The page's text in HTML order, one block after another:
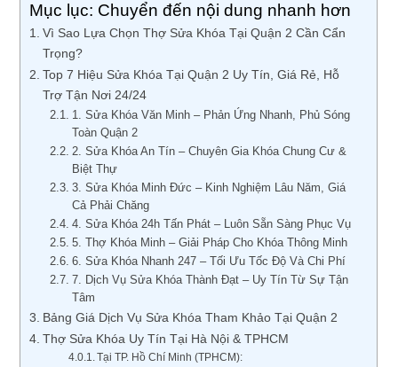
Mục lục: Chuyển đến nội dung nhanh hơn
Vì Sao Lựa Chọn Thợ Sửa Khóa Tại Quận 2 Cần Cẩn
Trọng?
Top 7 Hiệu Sửa Khóa Tại Quận 2 Uy Tín, Giá Rẻ, Hỗ
Trợ Tận Nơi 24/24
1. Sửa Khóa Văn Minh – Phản Ứng Nhanh, Phủ Sóng
Toàn Quận 2
2. Sửa Khóa An Tín – Chuyên Gia Khóa Chung Cư &
Biệt Thự
3. Sửa Khóa Minh Đức – Kinh Nghiệm Lâu Năm, Giá
Cả Phải Chăng
4. Sửa Khóa 24h Tấn Phát – Luôn Sẵn Sàng Phục Vụ
5. Thợ Khóa Minh – Giải Pháp Cho Khóa Thông Minh
6. Sửa Khóa Nhanh 247 – Tối Ưu Tốc Độ Và Chi Phí
7. Dịch Vụ Sửa Khóa Thành Đạt – Uy Tín Từ Sự Tận
Tâm
Bảng Giá Dịch Vụ Sửa Khóa Tham Khảo Tại Quận 2
Thợ Sửa Khóa Uy Tín Tại Hà Nội & TPHCM
Tại TP. Hồ Chí Minh (TPHCM):